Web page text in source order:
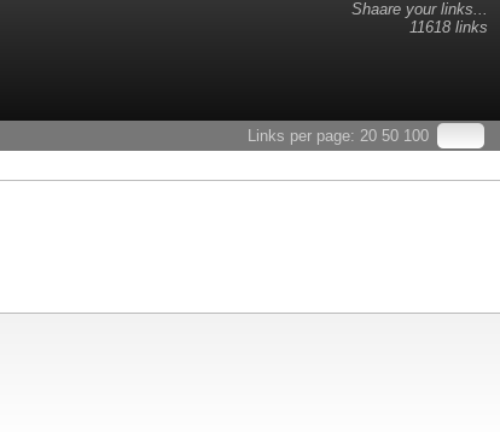
Shaare your links...
11618 links
Links per page: 20 50 100